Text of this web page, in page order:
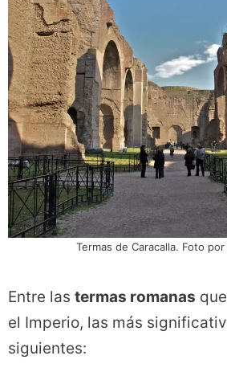
Termas de Caracalla. Foto
Entre las termas romanas
el Imperio, las más
siguientes: